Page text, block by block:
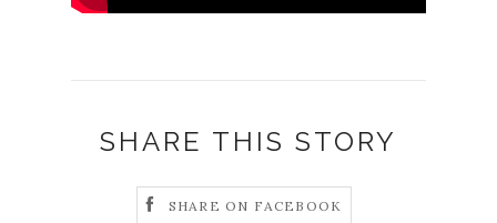
SHARE THIS STORY
SHARE ON FACEBOOK